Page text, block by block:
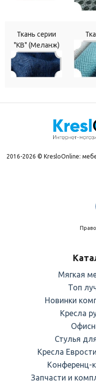
Ткань серии
"КВ" (Меланж)
2016-2026 © KresloOnline:
Мягкая
Топ
Новинки
Кресла
Стулья
Кресла
Конференц-
Запчасти и